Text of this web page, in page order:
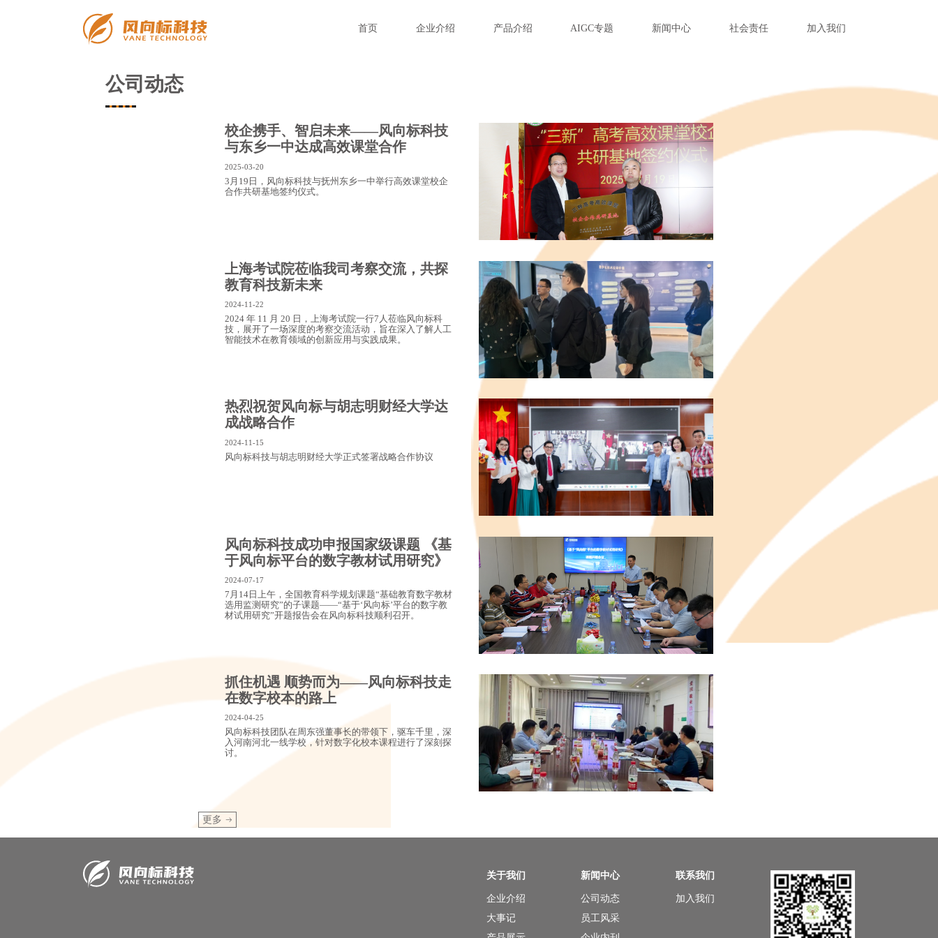
首页 企业介绍 产品介绍 AIGC专题 新闻中心 社会责任 加入我们
公司动态
校企携手、智启未来——风向标科技
与东乡一中达成高效课堂合作
2025-03-20
3月19日，风向标科技与抚州东乡一中举行高效课堂校企
合作共研基地签约仪式。
上海考试院莅临我司考察交流，共探
教育科技新未来
2024-11-22
2024 年 11 月 20 日，上海考试院一行7人莅临风向标科
技，展开了一场深度的考察交流活动，旨在深入了解人工
智能技术在教育领域的创新应用与实践成果。
热烈祝贺风向标与胡志明财经大学达
成战略合作
2024-11-15
风向标科技与胡志明财经大学正式签署战略合作协议
风向标科技成功申报国家级课题 《基
于风向标平台的数字教材试用研究》
2024-07-17
7月14日上午，全国教育科学规划课题“基础教育数字教材
选用监测研究”的子课题——“基于‘风向标’平台的数字教
材试用研究”开题报告会在风向标科技顺利召开。
抓住机遇 顺势而为——风向标科技走
在数字校本的路上
2024-04-25
风向标科技团队在周东强董事长的带领下，驱车千里，深
入河南河北一线学校，针对数字化校本课程进行了深刻探
讨。
更多
关于我们
企业介绍
大事记
新闻中心
公司动态
员工风采
联系我们
加入我们